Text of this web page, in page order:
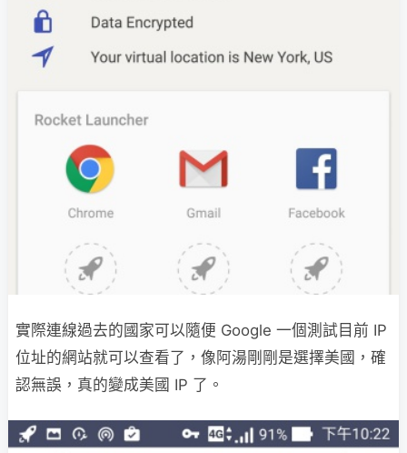
實際連線過去的國家可以隨便 Google 一個測試目前 IP
位址的網站就可以查看了，像阿湯剛剛是選擇美國，確
認無誤，真的變成美國 IP 了。